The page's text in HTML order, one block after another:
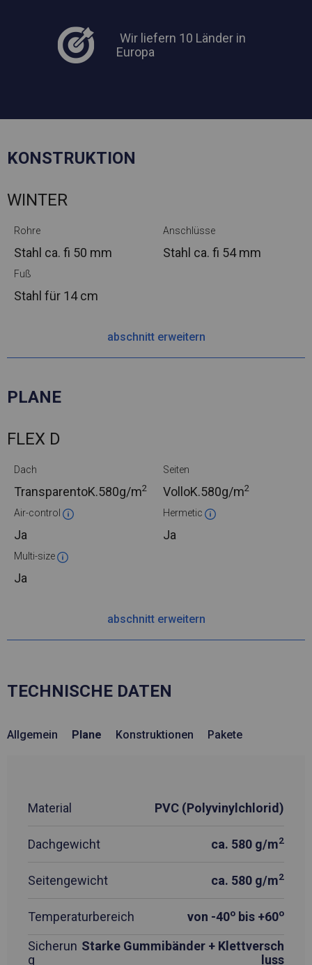
Wir liefern 10 Länder in
Europa
KONSTRUKTION
WINTER
Rohre
Stahl ca. fi 50 mm
Anschlüsse
Stahl ca. fi 54 mm
Fuß
Stahl für 14 cm
abschnitt erweitern
PLANE
FLEX D
Dach
TransparentoK.580g/m2
Seiten
VolloK.580g/m2
Air-control
Ja
Hermetic
Ja
Multi-size
Ja
abschnitt erweitern
TECHNISCHE DATEN
Allgemein Plane Konstruktionen Pakete
Material PVC (Polyvinylchlorid)
Dachgewicht ca. 580 g/m2
Seitengewicht ca. 580 g/m2
Temperaturbereich von -40o bis +60o
Sicherun
g
Starke Gummibänder + Klettversch
luss